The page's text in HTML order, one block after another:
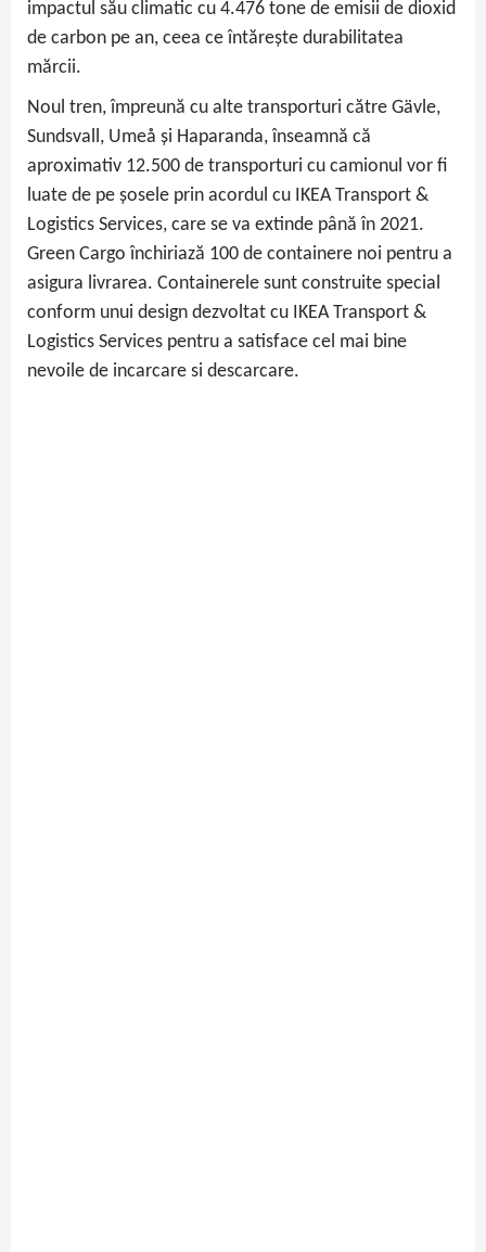
impactul său climatic cu 4.476 tone de emisii de dioxid
de carbon pe an, ceea ce întărește durabilitatea
mărcii.
Noul tren, împreună cu alte transporturi către Gävle,
Sundsvall, Umeå și Haparanda, înseamnă că
aproximativ 12.500 de transporturi cu camionul vor fi
luate de pe șosele prin acordul cu IKEA Transport &
Logistics Services, care se va extinde până în 2021.
Green Cargo închiriază 100 de containere noi pentru a
asigura livrarea. Containerele sunt construite special
conform unui design dezvoltat cu IKEA Transport &
Logistics Services pentru a satisface cel mai bine
nevoile de incarcare si descarcare.